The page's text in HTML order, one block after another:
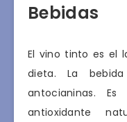
Bebidas
El vino tinto es el
dieta. La
antocianinas.
antioxidante